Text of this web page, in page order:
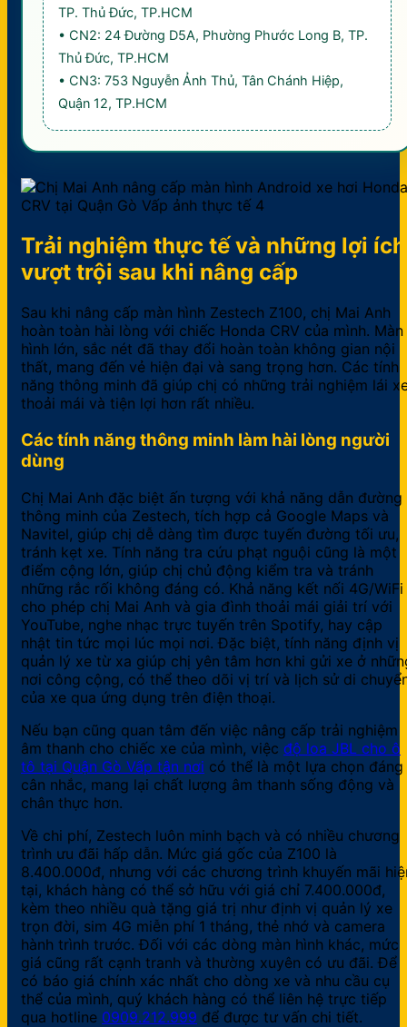
TP. Thủ Đức, TP.HCM
• CN2: 24 Đường D5A, Phường Phước Long B, TP.
Thủ Đức, TP.HCM
• CN3: 753 Nguyễn Ảnh Thủ, Tân Chánh Hiệp,
Quận 12, TP.HCM
Trải nghiệm thực tế và những lợi ích
vượt trội sau khi nâng cấp
Sau khi nâng cấp màn hình Zestech Z100, chị Mai Anh
hoàn toàn hài lòng với chiếc Honda CRV của mình. Màn
hình lớn, sắc nét đã thay đổi hoàn toàn không gian nội
thất, mang đến vẻ hiện đại và sang trọng hơn. Các tính
năng thông minh đã giúp chị có những trải nghiệm lái
thoải mái và tiện lợi hơn rất nhiều.
Các tính năng thông minh làm hài lòng người
dùng
Chị Mai Anh đặc biệt ấn tượng với khả năng dẫn đường
thông minh của Zestech, tích hợp cả Google Maps và
Navitel, giúp chị dễ dàng tìm được tuyến đường tối ưu,
tránh kẹt xe. Tính năng tra cứu phạt nguội cũng là một
điểm cộng lớn, giúp chị chủ động kiểm tra và tránh
những rắc rối không đáng có. Khả năng kết nối 4G/WiFi
cho phép chị Mai Anh và gia đình thoải mái giải trí với
YouTube, nghe nhạc trực tuyến trên Spotify, hay cập
nhật tin tức mọi lúc mọi nơi. Đặc biệt, tính năng định vị
quản lý xe từ xa giúp chị yên tâm hơn khi gửi xe ở
nơi công cộng, có thể theo dõi vị trí và lịch sử di
của xe qua ứng dụng trên điện thoại.
Nếu bạn cũng quan tâm đến việc nâng cấp trải nghiệm
âm thanh cho chiếc xe của mình, việc độ loa JBL cho ô
tô tại Quận Gò Vấp tận nơi có thể là một lựa chọn đáng
cân nhắc, mang lại chất lượng âm thanh sống động và
chân thực hơn.
Về chi phí, Zestech luôn minh bạch và có nhiều chương
trình ưu đãi hấp dẫn. Mức giá gốc của Z100 là
8.400.000đ, nhưng với các chương trình khuyến mãi
tại, khách hàng có thể sở hữu với giá chỉ 7.400.000đ,
kèm theo nhiều quà tặng giá trị như định vị quản lý xe
trọn đời, sim 4G miễn phí 1 tháng, thẻ nhớ và camera
hành trình trước. Đối với các dòng màn hình khác, mức
giá cũng rất cạnh tranh và thường xuyên có ưu đãi. Để
có báo giá chính xác nhất cho dòng xe và nhu cầu cụ
thể của mình, quý khách hàng có thể liên hệ trực tiếp
qua hotline 0909.212.999 để được tư vấn chi tiết.